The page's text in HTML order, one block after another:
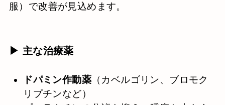
服）で改善が見込めます。
▶ 主な治療薬
ドパミン作動薬（カベルゴリン、ブロモク
リプチンなど）